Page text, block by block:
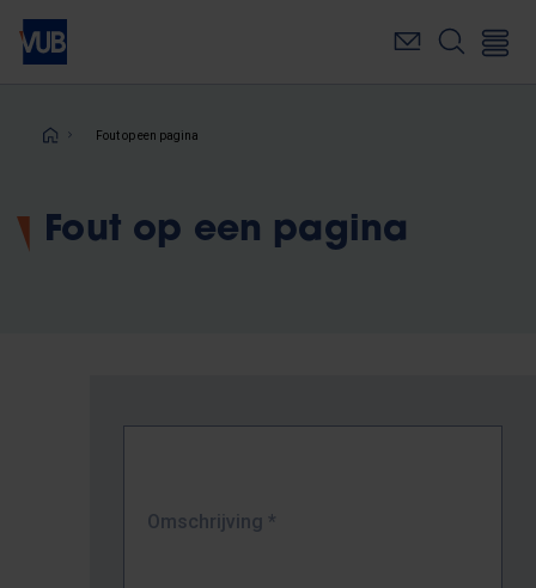
Overslaan
naar
inhoudKruimelpad
Fout op een pagina
Fout op een pagina
Omschrijving *